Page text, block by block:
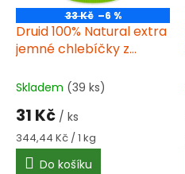
33 Kč –6 %
Druid 100% Natural extra
jemné chlebíčky z
mořskou solí 90 g
Skladem (39 ks)
31 Kč / ks
Měrná
cena:
344,44 Kč / 1 kg
Do košíku